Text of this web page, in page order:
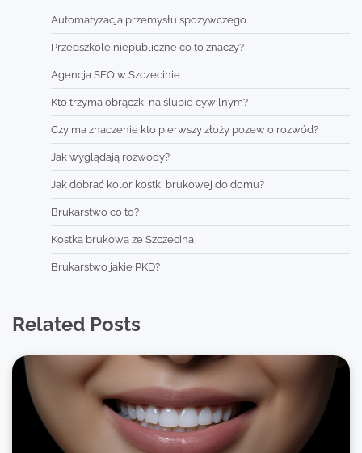
Automatyzacja przemysłu spożywczego
Przedszkole niepubliczne co to znaczy?
Agencja SEO w Szczecinie
Kto trzyma obrączki na ślubie cywilnym?
Czy ma znaczenie kto pierwszy złoży pozew o rozwód?
Jak wyglądają rozwody?
Jak dobrać kolor kostki brukowej do domu?
Brukarstwo co to?
Kostka brukowa ze Szczecina
Brukarstwo jakie PKD?
Related Posts